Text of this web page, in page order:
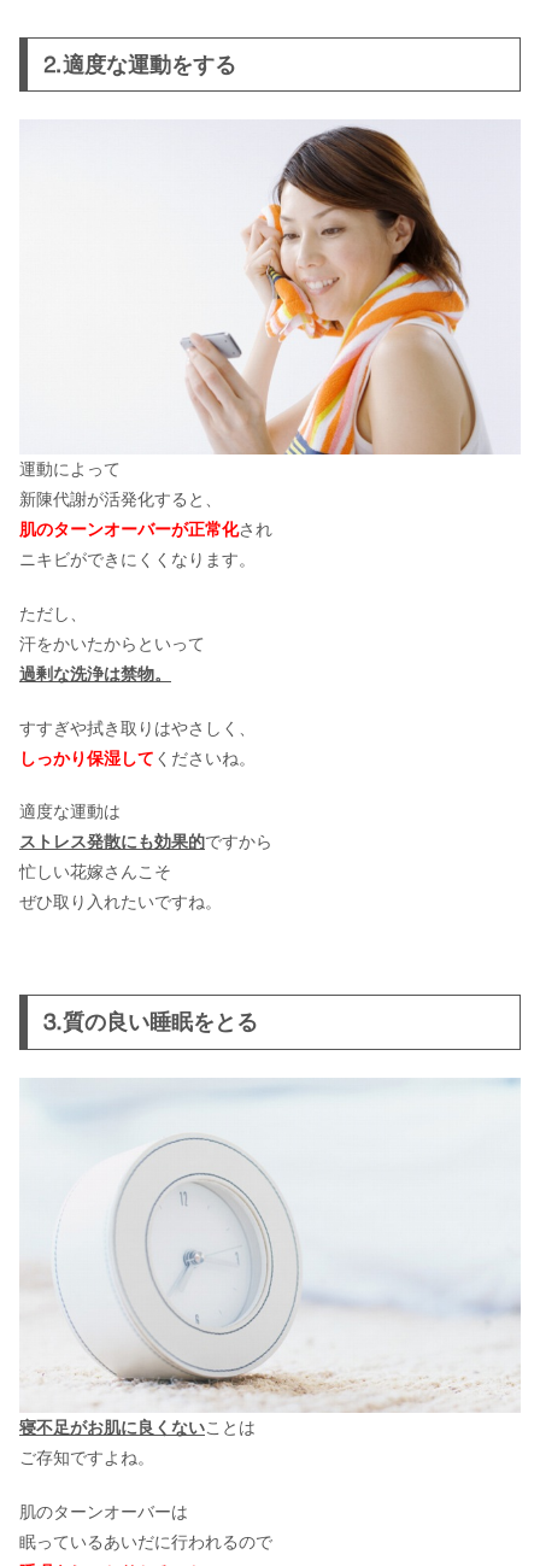
⒉適度な運動をする
運動によって
新陳代謝が活発化すると、
肌のターンオーバーが正常化され
ニキビができにくくなります。
ただし、
汗をかいたからといって
過剰な洗浄は禁物。
すすぎや拭き取りはやさしく、
しっかり保湿して くださいね。
適度な運動は
ストレス発散にも効果的ですから
忙しい花嫁さんこそ
ぜひ取り入れたいですね。
⒊質の良い睡眠をとる
寝不足がお肌に良くないことは
ご存知ですよね。
肌のターンオーバーは
眠っているあいだに行われるので